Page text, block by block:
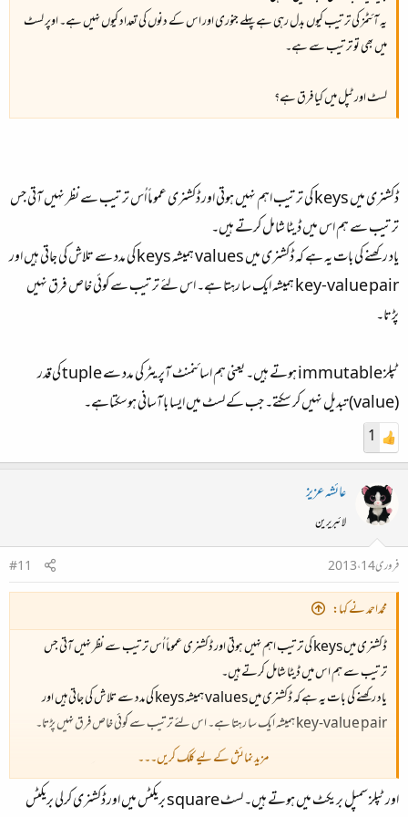
یہ آئٹمز کی ترتیب کیوں بدل رہی ہے پہلے جنوری اور اس کے دنوں کی تعداد کیوں نہیں ہے۔ اوپر لسٹ
میں بھی تو ترتیب سے ہے۔
لسٹ اور ٹپل میں کیا فرق ہے؟
ڈکشنری میں keys کی ترتیب اہم نہیں ہوتی اور ڈکشنری عموماً اُس ترتیب سے نظر نہیں آتی جس
ترتیب سے ہم اس میں ڈیٹا شامل کرتے ہیں۔​
یاد رکھنے کی بات یہ ہے کہ ڈکشنری میں values ہمیشہ keys کی مدد سے تلاش کی جاتی ہیں اور
key-value pair ہمیشہ ایک سا رہتا ہے۔ اس لئے ترتیب سے کوئی خاص فرق نہیں
پڑتا۔​
ٹپلز immutable ہوتے ہیں۔ یعنی ہم اسائنمنٹ آپریٹر کی مدد سے tuple کی قدر
(value) تبدیل نہیں کر سکتے۔ جب کے لسٹ میں ایسا باآسانی ہوسکتاہے۔
1
عائشہ عزیز
لائبریرین
فروری 14، 2013
#11
محمداحمد نے کہا:
ڈکشنری میں keys کی ترتیب اہم نہیں ہوتی اور ڈکشنری عموماً اُس ترتیب سے نظر نہیں آتی جس
ترتیب سے ہم اس میں ڈیٹا شامل کرتے ہیں۔​
یاد رکھنے کی بات یہ ہے کہ ڈکشنری میں values ہمیشہ keys کی مدد سے تلاش کی جاتی ہیں اور
key-value pair ہمیشہ ایک سا رہتا ہے۔ اس لئے ترتیب سے کوئی خاص فرق نہیں پڑتا۔​
ٹپلز immutable ہوتے ہیں۔ یعنی ہم اسائنمنٹ آپریٹر کی مدد سے tuple کی قدر (value)
تبدیل نہیں کر سکتے۔ جب کے لسٹ میں ایسا باآسانی ہوسکتاہے۔
مزید نمائش کے لیے کلک کریں۔۔۔
اور ٹپلز سمپل بریکٹ میں ہوتے ہیں۔ لسٹ square بریکٹس میں اور ڈکشنری کرلی بریکٹس